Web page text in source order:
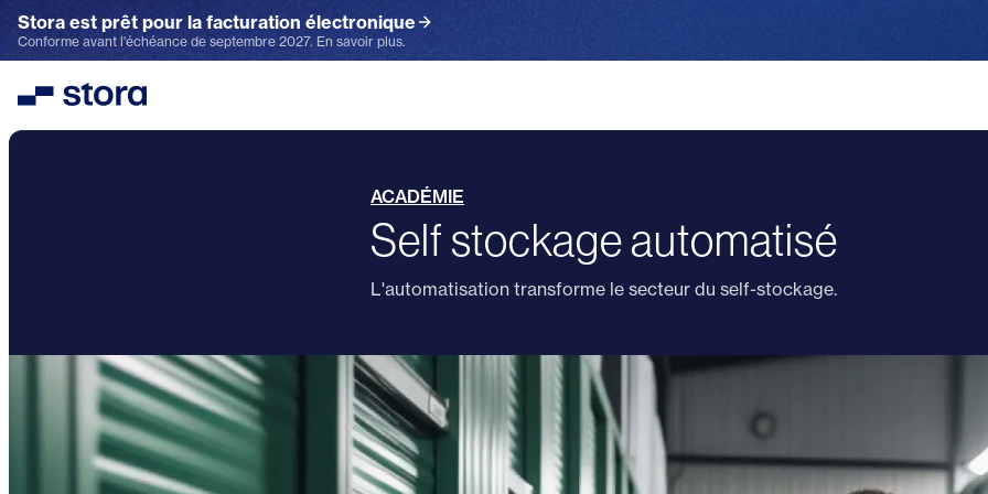
Stora est prêt pour la facturation électronique
Conforme avant l'échéance de septembre 2027. En savoir plus.
Stora
ACADÉMIE
Self stockage automatisé
L'automatisation transforme le secteur du self-stockage.